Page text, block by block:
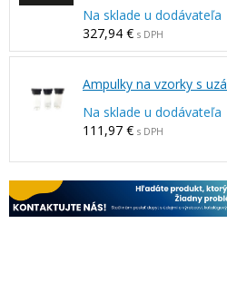
Na sklade u dodávateľa
327,94 € s DPH
Ampulky na vzorky s
Na sklade u dodávateľa
111,97 € s DPH